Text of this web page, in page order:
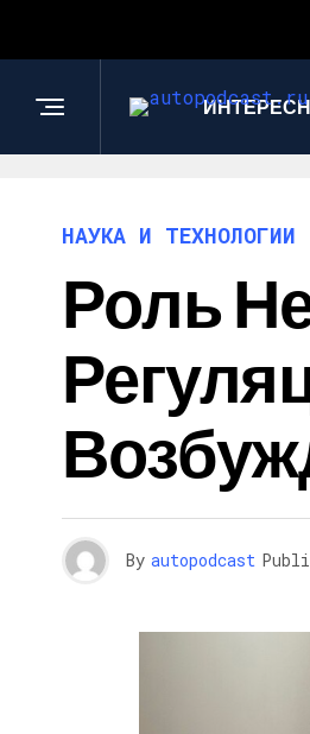
НАУКА И ТЕХНОЛОГИИ
Роль
By autopodcast